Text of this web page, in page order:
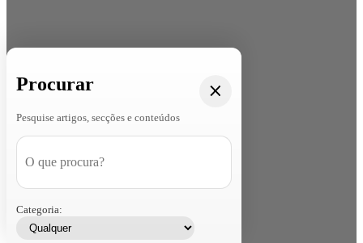
Procurar
Pesquise artigos, secções e conteúdos
Categoria: